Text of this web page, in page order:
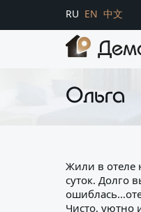
RU EN 中文
Ольга
Жили в отеле
суток. Долго
Чисто, уютно